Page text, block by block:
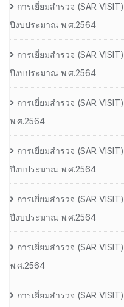
การเยี่ยมสํารวจ (SAR
ปีงบประมาณ พ.ศ.2564
การเยี่ยมสํารวจ (SAR
ปีงบประมาณ พ.ศ.2564
การเยี่ยมสํารวจ (SAR
พ.ศ.2564
การเยี่ยมสํารวจ (SAR
ปีงบประมาณ พ.ศ.2564
การเยี่ยมสํารวจ (SAR
ปีงบประมาณ พ.ศ.2564
การเยี่ยมสํารวจ (SAR
พ.ศ.2564
การเยี่ยมสํารวจ (SAR